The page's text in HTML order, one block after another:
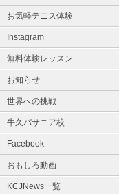
お気軽テニス体験
Instagram
無料体験レッスン
お知らせ
世界への挑戦
牛久パサニア校
Facebook
おもしろ動画
KCJNews一覧